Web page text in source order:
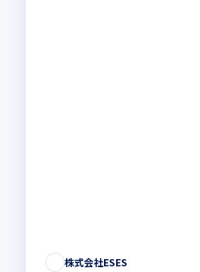
株式会社ESES